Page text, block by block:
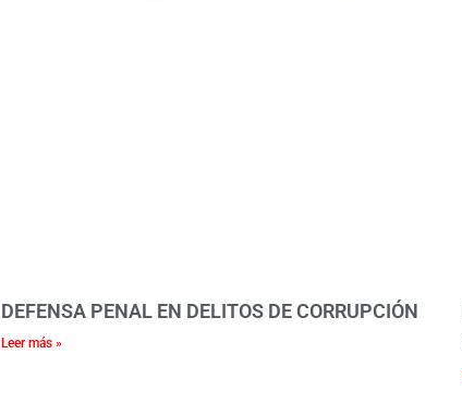
DEFENSA PENAL EN DELITOS DE CORRUPCIÓN
Leer más »